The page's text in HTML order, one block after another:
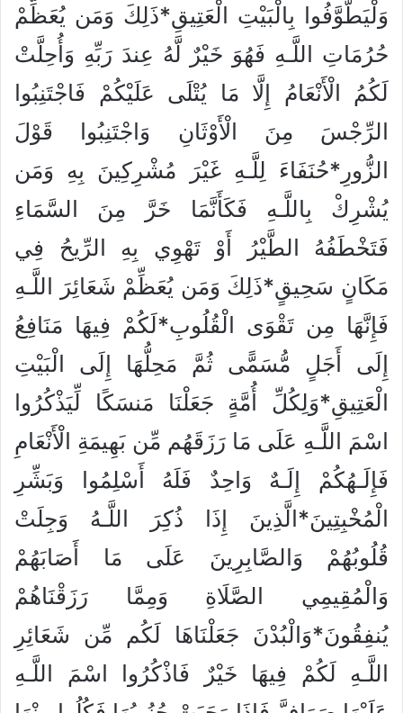
وَلْيَطَّوَّفُوا بِالْبَيْتِ الْعَتِيقِ*ذَلِكَ وَمَن يُعَظِّمْ
حُرُمَاتِ اللَّـهِ فَهُوَ خَيْرٌ لَّهُ عِندَ رَبِّهِ وَأُحِلَّتْ
لَكُمُ الْأَنْعَامُ إِلَّا مَا يُتْلَى عَلَيْكُمْ فَاجْتَنِبُوا
الرِّجْسَ مِنَ الْأَوْثَانِ وَاجْتَنِبُوا قَوْلَ
الزُّورِ*حُنَفَاءَ لِلَّـهِ غَيْرَ مُشْرِكِينَ بِهِ وَمَن
يُشْرِكْ بِاللَّـهِ فَكَأَنَّمَا خَرَّ مِنَ السَّمَاءِ
فَتَخْطَفُهُ الطَّيْرُ أَوْ تَهْوِي بِهِ الرِّيحُ فِي
مَكَانٍ سَحِيقٍ*ذَلِكَ وَمَن يُعَظِّمْ شَعَائِرَ اللَّـهِ
فَإِنَّهَا مِن تَقْوَى الْقُلُوبِ*لَكُمْ فِيهَا مَنَافِعُ
إِلَى أَجَلٍ مُّسَمًّى ثُمَّ مَحِلُّهَا إِلَى الْبَيْتِ
الْعَتِيقِ*وَلِكُلِّ أُمَّةٍ جَعَلْنَا مَنسَكًا لِّيَذْكُرُوا
اسْمَ اللَّـهِ عَلَى مَا رَزَقَهُم مِّن بَهِيمَةِ الْأَنْعَامِ
فَإِلَـهُكُمْ إِلَـهٌ وَاحِدٌ فَلَهُ أَسْلِمُوا وَبَشِّرِ
الْمُخْبِتِينَ*الَّذِينَ إِذَا ذُكِرَ اللَّـهُ وَجِلَتْ
قُلُوبُهُمْ وَالصَّابِرِينَ عَلَى مَا أَصَابَهُمْ
وَالْمُقِيمِي الصَّلَاةِ وَمِمَّا رَزَقْنَاهُمْ
يُنفِقُونَ*وَالْبُدْنَ جَعَلْنَاهَا لَكُم مِّن شَعَائِرِ
اللَّـهِ لَكُمْ فِيهَا خَيْرٌ فَاذْكُرُوا اسْمَ اللَّـهِ